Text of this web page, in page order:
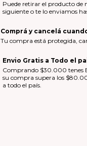
Puede retirar el producto de
siguiente o te lo enviamos
Comprá y cancelá
Tu compra está protegida,
Envio Gratis a Todo el
Comprando $30.000 tenes
su compra supera los
a todo el país.